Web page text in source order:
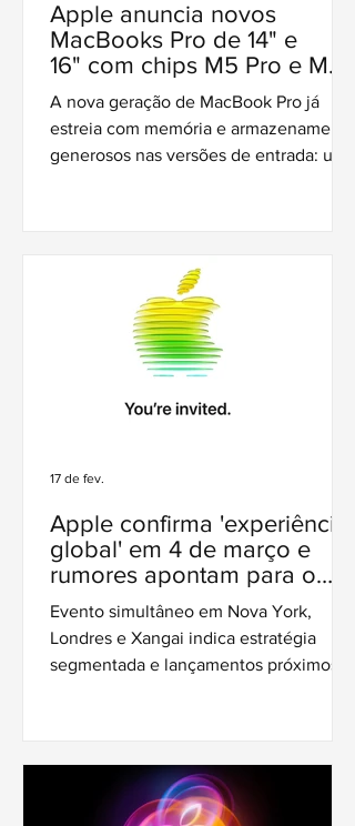
Apple anuncia novos
MacBooks Pro de 14" e
16" com chips M5 Pro e M5
Max e desempenho
ampliado
A nova geração de MacBook Pro já
estreia com memória e armazenamento
generosos nas versões de entrada: um
Apple confirma 'experiência
global' em 4 de março e
rumores apontam para o
anúncio de novos Macs,
iPads e iPhone de entrada
Evento simultâneo em Nova York,
Londres e Xangai indica estratégia
segmentada e lançamentos próximos
17 de fev.